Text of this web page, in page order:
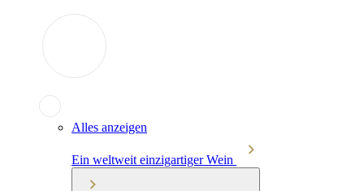
Alles anzeigen
Ein weltweit einzigartiger Wein